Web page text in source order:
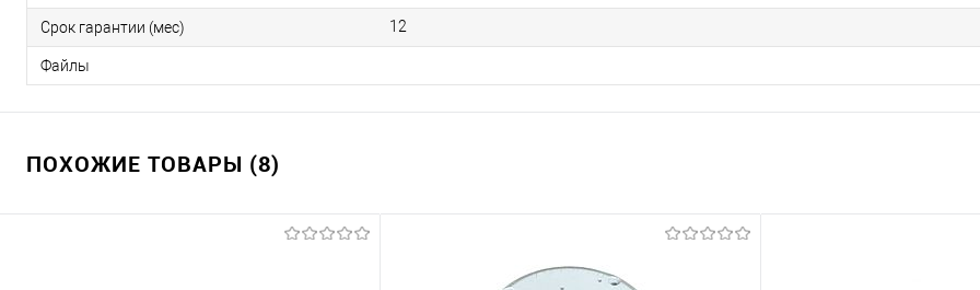
Срок гарантии (мес) 12
Файлы
ПОХОЖИЕ ТОВАРЫ (8)